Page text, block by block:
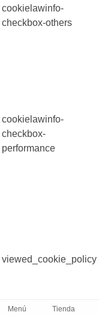
cookielawinfo-
checkbox-others
cookielawinfo-
checkbox-
performance
viewed_cookie_policy
Menú Tienda